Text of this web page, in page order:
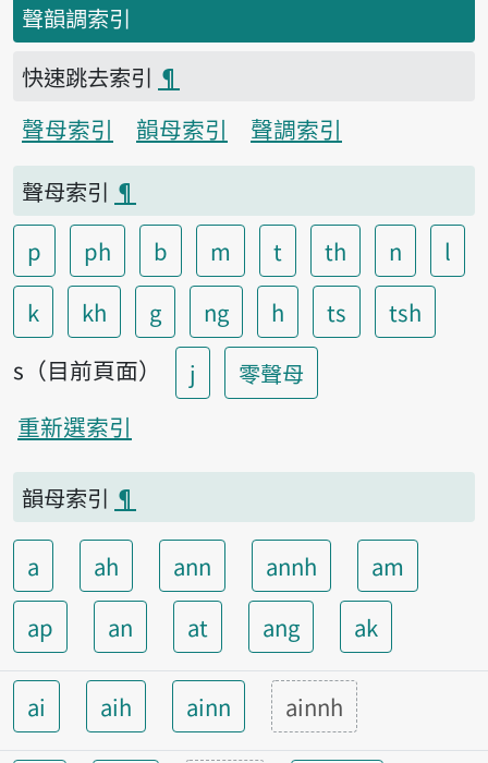
聲韻調索引
快速跳去索引 ¶
聲母索引
韻母索引
聲調索引
聲母索引 ¶
p
ph b m t th n
l
k
kh g ng h ts
tsh
s（目前頁面）
j
零聲母
重新選索引
韻母索引 ¶
a ah ann annh
am
ap
an at ang ak
ai aih ainn ainnh